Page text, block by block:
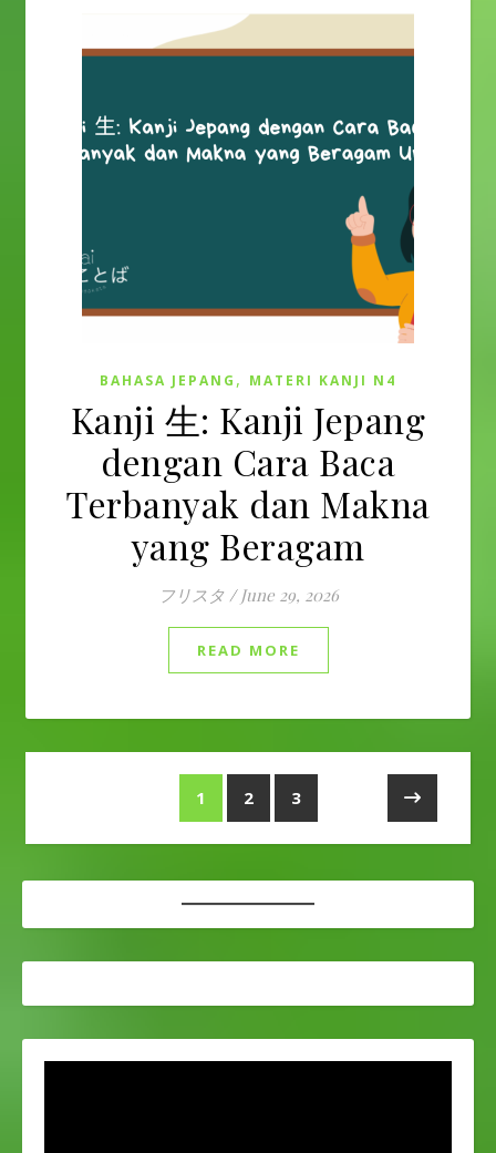
BAHASA JEPANG , MATERI KANJI N4
Kanji 生: Kanji Jepang
dengan Cara Baca
Terbanyak dan Makna
yang Beragam
フリスタ / June 29, 2026
READ MORE
1 2 3